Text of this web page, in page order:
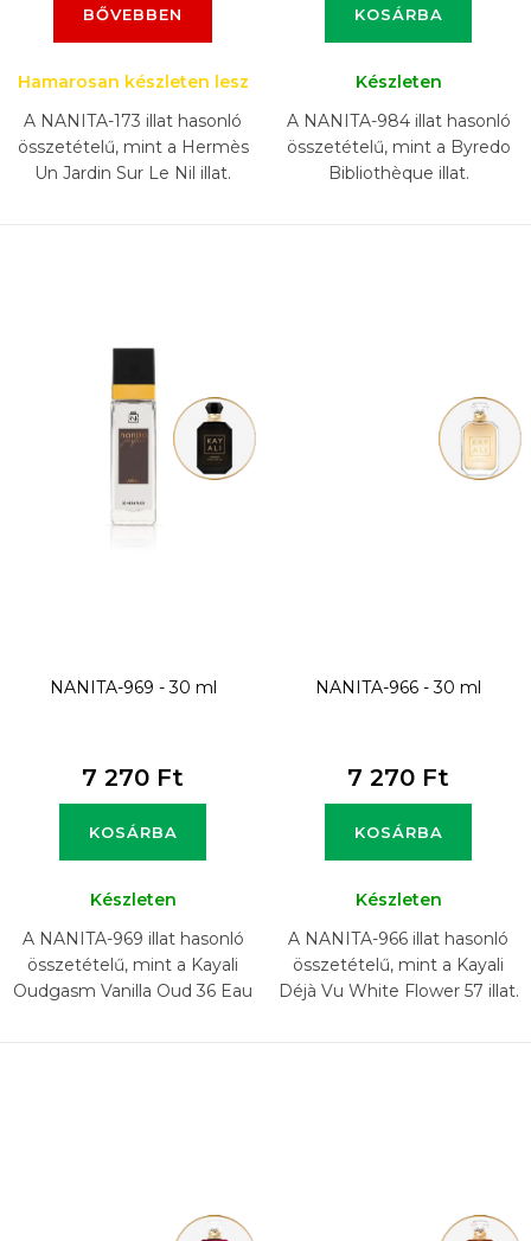
BŐVEBBEN
Hamarosan készleten lesz
A NANITA-173 illat hasonló
összetételű, mint a Hermès
Un Jardin Sur Le Nil illat.
KOSÁRBA
Készleten
A NANITA-984 illat hasonló
összetételű, mint a Byredo
Bibliothèque illat.
NANITA-969 - 30 ml
7 270 Ft
KOSÁRBA
Készleten
A NANITA-969 illat hasonló
összetételű, mint a Kayali
Oudgasm Vanilla Oud 36 Eau
NANITA-966 - 30 ml
7 270 Ft
KOSÁRBA
Készleten
A NANITA-966 illat hasonló
összetételű, mint a Kayali
Déjà Vu White Flower 57 illat.